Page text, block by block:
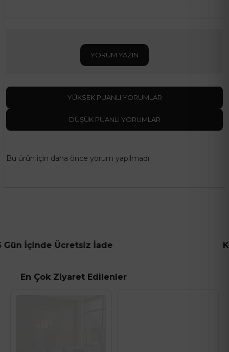
YORUM YAZIN
YÜKSEK PUANLI YORUMLAR
DÜŞÜK PUANLI YORUMLAR
Bu ürün için daha önce yorum yapılmadı.
Ücretsiz İade Kargo ve
En Çok Ziyaret Edilenler